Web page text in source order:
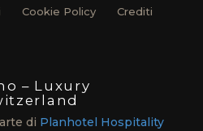
Cookie Policy Crediti
– Luxury
di Planhotel Hospitality